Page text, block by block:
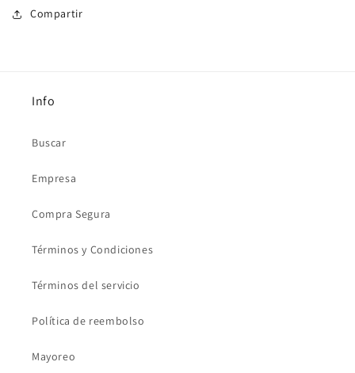
Compartir
Info
Buscar
Empresa
Compra Segura
Términos y Condiciones
Términos del servicio
Política de reembolso
Mayoreo